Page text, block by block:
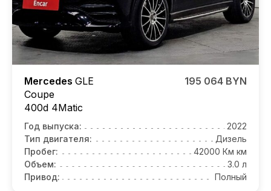
Mercedes GLE
Coupe
400d 4Matic
195 064 BYN
Год выпуска:
2022
Тип двигателя:
Дизель
Пробег:
42000 Км км
Объем:
3.0 л
Привод:
Полный